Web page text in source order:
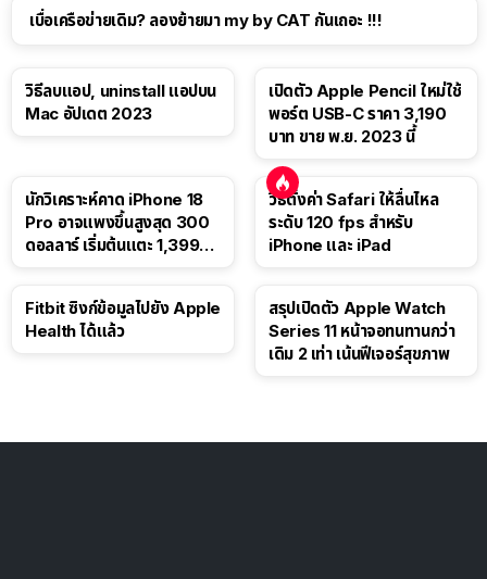
เบื่อเครือข่ายเดิม? ลองย้ายมา my by CAT กันเถอะ !!!
วิธีลบแอป, uninstall แอปบน
Mac อัปเดต 2023
เปิดตัว Apple Pencil ใหม่ใช้
พอร์ต USB-C ราคา 3,190
บาท ขาย พ.ย. 2023 นี้
นักวิเคราะห์คาด iPhone 18
Pro อาจแพงขึ้นสูงสุด 300
ดอลลาร์ เริ่มต้นแตะ 1,399
วิธีตั้งค่า Safari ให้ลื่นไหล
ระดับ 120 fps สำหรับ
iPhone และ iPad
Fitbit ซิงก์ข้อมูลไปยัง Apple
Health ได้แล้ว
สรุปเปิดตัว Apple Watch
Series 11 หน้าจอทนทานกว่า
เดิม 2 เท่า เน้นฟีเจอร์สุขภาพ